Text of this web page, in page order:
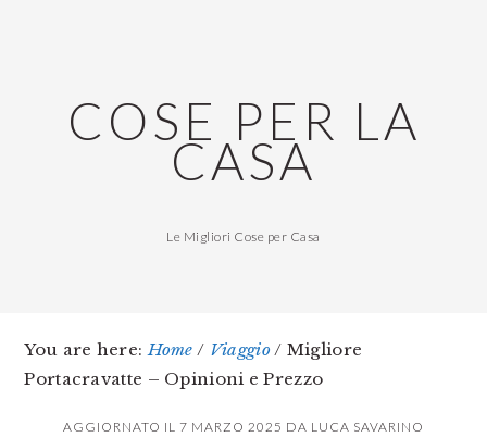
COSE PER LA
CASA
Le Migliori Cose per Casa
You are here:Home / Viaggio/ Migliore
Portacravatte – Opinioni e Prezzo
AGGIORNATO IL 7 MARZO 2025 DA LUCA SAVARINO